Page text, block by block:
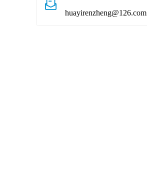
huayirenzheng@126.com